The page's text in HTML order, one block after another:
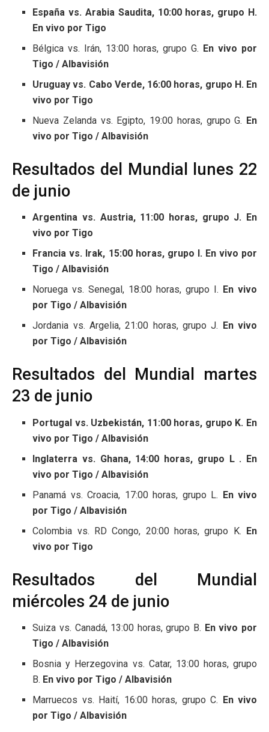
España vs. Arabia Saudita, 10:00 horas, grupo H.
En vivo por Tigo
Bélgica vs. Irán, 13:00 horas, grupo G. En vivo por
Tigo / Albavisión
Uruguay vs. Cabo Verde, 16:00 horas, grupo H. En
vivo por Tigo
Nueva Zelanda vs. Egipto, 19:00 horas, grupo G. En
vivo por Tigo / Albavisión
Resultados del Mundial lunes 22
de junio
Argentina vs. Austria, 11:00 horas, grupo J. En
vivo por Tigo
Francia vs. Irak, 15:00 horas, grupo I. En vivo por
Tigo / Albavisión
Noruega vs. Senegal, 18:00 horas, grupo I. En vivo
por Tigo / Albavisión
Jordania vs. Argelia, 21:00 horas, grupo J.
En vivo
por Tigo / Albavisión
Resultados del Mundial martes
23 de junio
Portugal vs. Uzbekistán, 11:00 horas, grupo K. En
vivo por Tigo / Albavisión
Inglaterra vs. Ghana, 14:00 horas, grupo L . En
vivo por Tigo / Albavisión
Panamá vs. Croacia, 17:00 horas, grupo L. En vivo
por Tigo / Albavisión
Colombia vs. RD Congo, 20:00 horas, grupo K. En
vivo por Tigo
Resultados del Mundial
miércoles 24 de junio
Suiza vs. Canadá, 13:00 horas, grupo B. En vivo por
Tigo / Albavisión
Bosnia y Herzegovina vs. Catar, 13:00 horas, grupo
B. En vivo por Tigo / Albavisión
Marruecos vs. Haití, 16:00 horas, grupo C.
En vivo
por Tigo / Albavisión